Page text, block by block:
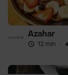
Azahar
12 min ·